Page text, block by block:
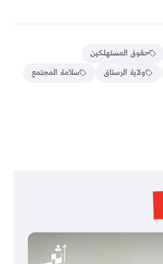
حقوق المستهلكين
ولاية الرستاق
سلامة المجتمع